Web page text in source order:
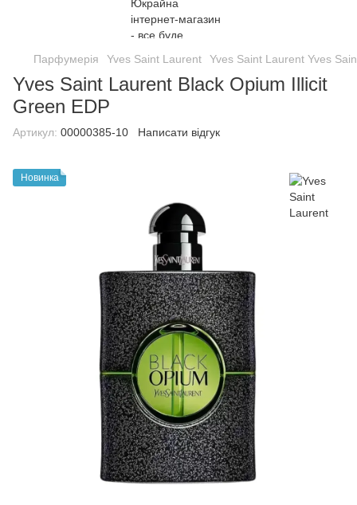
Парфумерія Yves Saint Laurent Yves Saint Laurent Yves
Yves Saint Laurent Black Opium Illicit
Green EDP
Артикул: 00000385-10 Написати відгук
Новинка